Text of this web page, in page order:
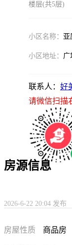
楼层(共5层)
小区名称： 亚
小区地址： 广
联系人： 好
请微信扫描
房源信息
2026-6-22 20:04 发布
房屋性质 商品房